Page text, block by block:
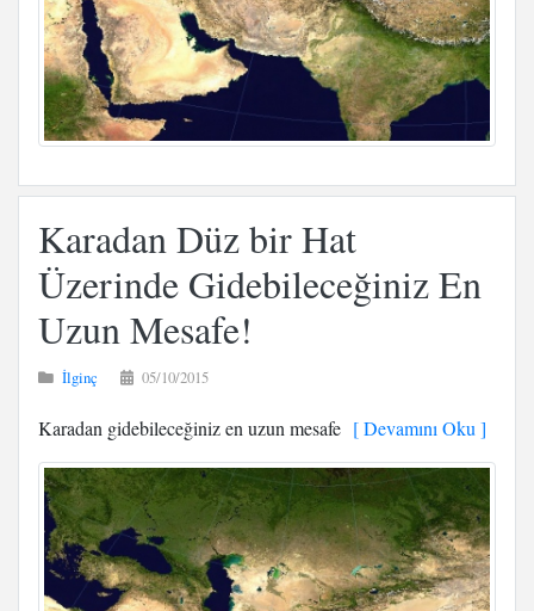
Karadan Düz bir Hat
Üzerinde Gidebileceğiniz En
Uzun Mesafe!
İlginç 05/10/2015
Karadan gidebileceğiniz en uzun mesafe [ Devamını Oku ]